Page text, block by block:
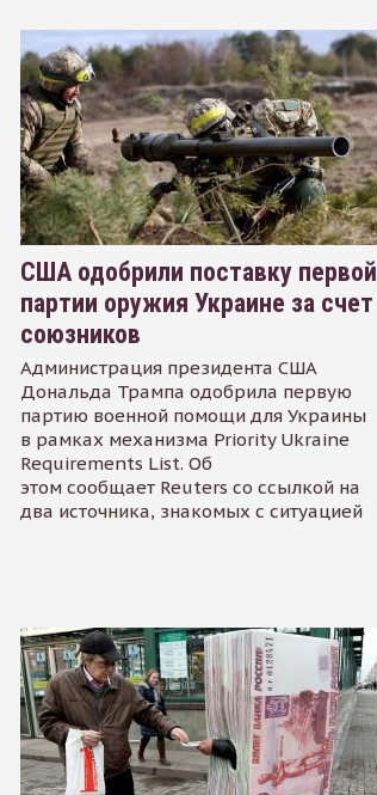
США одобрили поставку первой
партии оружия Украине за счет
союзников
Администрация президента США
Дональда Трампа одобрила первую
партию военной помощи для Украины
в рамках механизма Priority Ukraine
Requirements List. Об
этом сообщает Reuters со ссылкой на
два источника, знакомых с ситуацией